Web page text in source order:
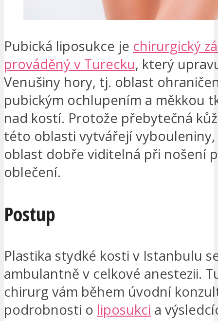
Pubická liposukce je chirurgický
prováděný v Turecku, který
Venušiny hory, tj. oblast
pubickým ochlupením a měkkou
nad kostí. Protože přebytečná
této oblasti vytvářejí
oblast dobře viditelná při nošení
oblečení.
Postup
Plastika stydké kosti v Istanbulu
ambulantně v celkové anestezii.
chirurg vám během úvodní
podrobnosti o liposukci a